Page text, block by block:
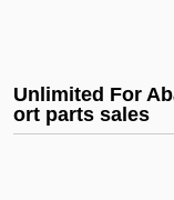
Unlimited For
ort parts sales